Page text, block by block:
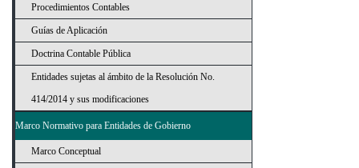
Procedimientos Contables
Guías de Aplicación
Doctrina Contable Pública
Entidades sujetas al ámbito de la Resolución No.
414/2014 y sus modificaciones
Marco Normativo para Entidades de Gobierno
Marco Conceptual